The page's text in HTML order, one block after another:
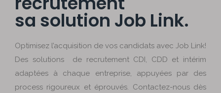
sa solution Job Link.
Optimisez l’acquisition de vos candidats avec Job Link!
Des solutions de recrutement CDI, CDD et intérim
adaptées à chaque entreprise, appuyées par des
process rigoureux et éprouvés. Contactez-nous dès